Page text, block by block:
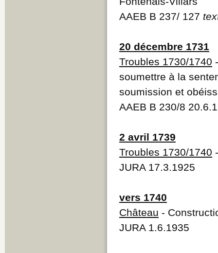
AAEB B 237/ 127
20 décembre 1731
Troubles 1730/1740
soumettre à la
soumission et
AAEB B 230/8
2 avril 1739
Troubles 1730/1740
JURA 17.3.1925
vers 1740
Château -
JURA 1.6.1935